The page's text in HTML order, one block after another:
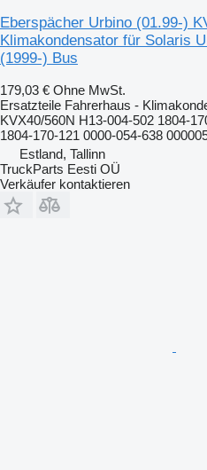
Eberspächer Urbino (01.99-)
Klimakondensator für Solaris
(1999-) Bus
179,03 € Ohne MwSt.
Ersatzteile Fahrerhaus -
KVX40/560N H13-004-502 1804-
1804-170-121 0000-054-638
Estland, Tallinn
TruckParts Eesti OÜ
Verkäufer kontaktieren